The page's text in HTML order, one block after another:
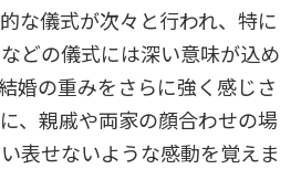
な儀式が次々と行われ、特に
どの儀式には深い意味が込め
婚の重みをさらに強く感じさ
、親戚や両家の顔合わせの場
表せないような感動を覚えま